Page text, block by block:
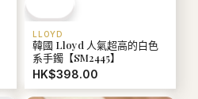
LLOYD
韓國 Lloyd 人氣超高的白色
系手鐲【SM2445】
HK$398.00